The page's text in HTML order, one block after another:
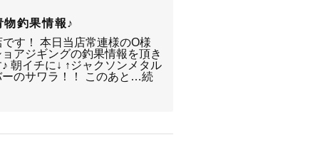
釣果情報♪
す！ 本日当店常連様のO様
アジギングの釣果情報を頂き
朝イチに↓ ↑ジャクソンメタル
のサワラ！！ このあと…続